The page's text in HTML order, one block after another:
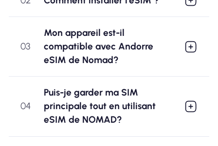
03
Mon appareil est-il
compatible avec Andorre
eSIM de Nomad?
04
Puis-je garder ma SIM
principale tout en utilisant
eSIM de NOMAD?